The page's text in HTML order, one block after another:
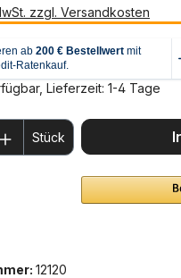
zzgl. Versandkosten
Lieferzeit: 1-4 Tage
Anzahl: Gib
Stück
12120